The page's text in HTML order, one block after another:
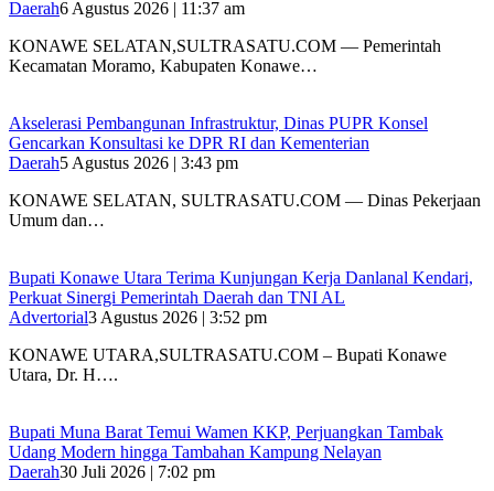
Daerah6 Agustus 2026 | 11:37 am
KONAWE SELATAN,SULTRASATU.COM — Pemerintah
Kecamatan Moramo, Kabupaten Konawe…
Akselerasi Pembangunan Infrastruktur, Dinas PUPR Konsel
Gencarkan Konsultasi ke DPR RI dan Kementerian
Daerah5 Agustus 2026 | 3:43 pm
KONAWE SELATAN, SULTRASATU.COM — Dinas Pekerjaan
Umum dan…
Bupati Konawe Utara Terima Kunjungan Kerja Danlanal Kendari,
Perkuat Sinergi Pemerintah Daerah dan TNI AL
Advertorial3 Agustus 2026 | 3:52 pm
‎KONAWE UTARA,SULTRASATU.COM – Bupati Konawe
Utara, Dr. H….
‎Bupati Muna Barat Temui Wamen KKP, Perjuangkan Tambak
Udang Modern hingga Tambahan Kampung Nelayan
Daerah30 Juli 2026 | 7:02 pm